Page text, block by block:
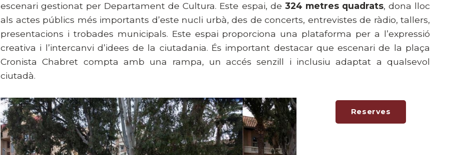
escenari gestionat per Departament de Cultura. Este espai, de 324 metres quadrats, dona lloc
als actes públics més importants d’este nucli urbà, des de concerts, entrevistes de ràdio, tallers,
presentacions i trobades municipals. Este espai proporciona una plataforma per a l’expressió
creativa i l’intercanvi d’idees de la ciutadania. És important destacar que escenari de la plaça
Cronista Chabret compta amb una rampa, un accés senzill i inclusiu adaptat a qualsevol
ciutadà.
Reserves